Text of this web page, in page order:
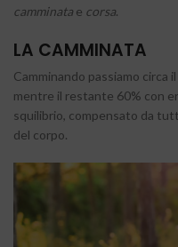
camminata e corsa.
LA CAMMINATA
Camminando passiamo circa
mentre il restante 60% con
squilibrio, compensato da
del corpo.